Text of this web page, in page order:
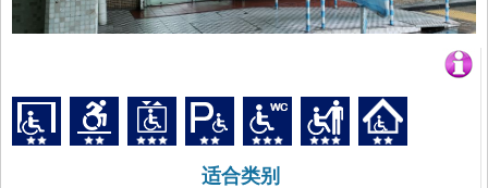
适合类别